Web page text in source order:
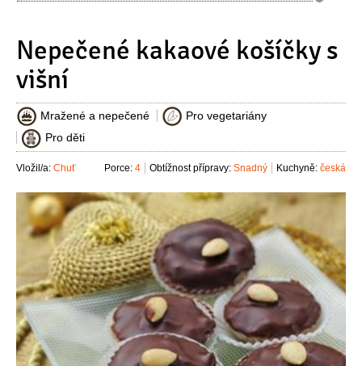
Nepečené kakaové košíčky s
višní
Mražené a nepečené
Pro vegetariány
Pro děti
Vložil/a: Chuť Kuchyně: česká
Obtížnost přípravy: Snadný
Porce: 4